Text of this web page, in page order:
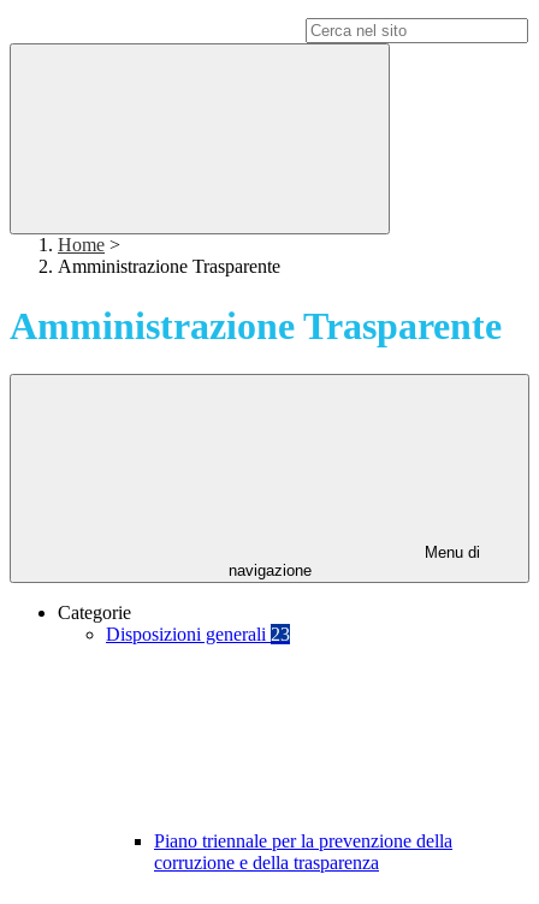
Home >
Amministrazione Trasparente
Amministrazione Trasparente
Menu di
navigazione
Categorie
Disposizioni generali 23
Piano triennale per la prevenzione della
corruzione e della trasparenza